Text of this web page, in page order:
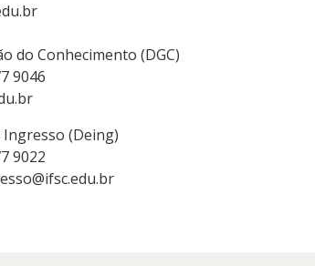
do Conhecimento (DGC)
9046
(Deing)
9022